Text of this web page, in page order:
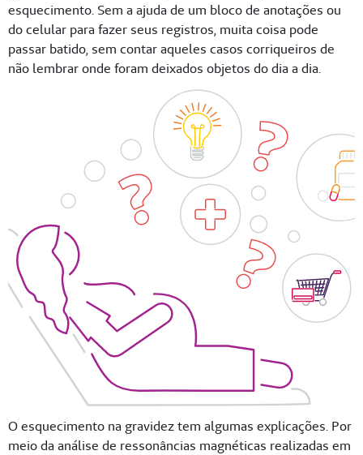
esquecimento. Sem a ajuda de um bloco de anotações ou
do celular para fazer seus registros, muita coisa pode
passar batido, sem contar aqueles casos corriqueiros de
não lembrar onde foram deixados objetos do dia a dia.
O esquecimento na gravidez tem algumas explicações. Por
meio da análise de ressonâncias magnéticas realizadas em